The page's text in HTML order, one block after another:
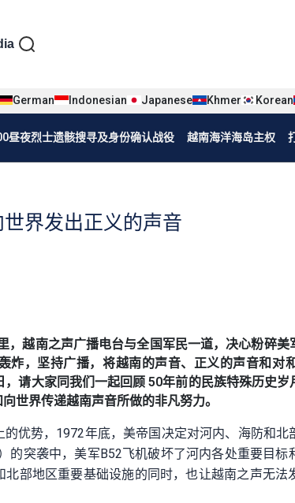
tiện tiếng Trung
German Indonesian Japanese Khmer Korean
昼夜烈士遗骸搜寻及身份确认战役 越南海洋海岛主权
界发出正义的声音
，越南之声广播电台与全国军民一道，决心粉碎
炸，坚持广播，将越南的声音、正义的声音和对
请大家同我们一起回顾 50年前的民族特殊历史
世界传递越南声音所做的非凡努力。
优势，1972年底，美帝国决定对河内、海防和北
的突袭中，美军B52飞机破坏了河内各处重要目
部地区重要基础设施的同时，也让越南之声无法